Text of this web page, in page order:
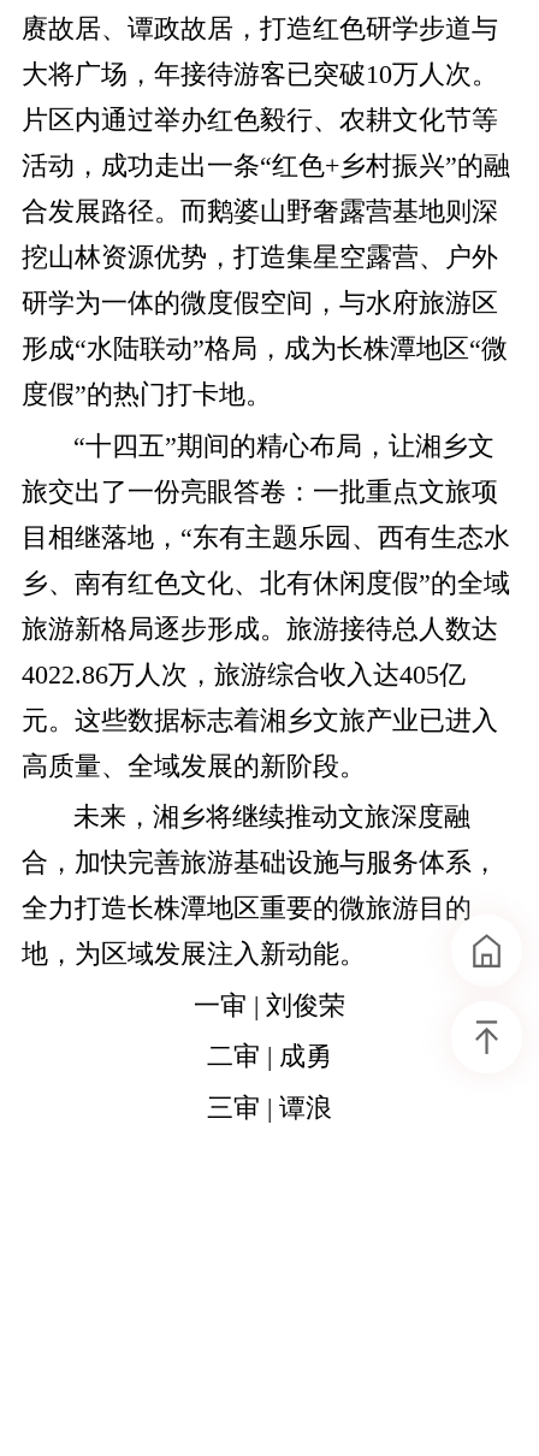
赓故居、谭政故居，打造红色研学步道与
大将广场，年接待游客已突破10万人次。
片区内通过举办红色毅行、农耕文化节等
活动，成功走出一条“红色+乡村振兴”的融
合发展路径。而鹅婆山野奢露营基地则深
挖山林资源优势，打造集星空露营、户外
研学为一体的微度假空间，与水府旅游区
形成“水陆联动”格局，成为长株潭地区“微
度假”的热门打卡地。
“十四五”期间的精心布局，让湘乡文
旅交出了一份亮眼答卷：一批重点文旅项
目相继落地，“东有主题乐园、西有生态水
乡、南有红色文化、北有休闲度假”的全域
旅游新格局逐步形成。旅游接待总人数达
4022.86万人次，旅游综合收入达405亿
元。这些数据标志着湘乡文旅产业已进入
高质量、全域发展的新阶段。
未来，湘乡将继续推动文旅深度融
合，加快完善旅游基础设施与服务体系，
全力打造长株潭地区重要的微旅游目的
地，为区域发展注入新动能。
一审 | 刘俊荣
二审 | 成勇
三审 | 谭浪